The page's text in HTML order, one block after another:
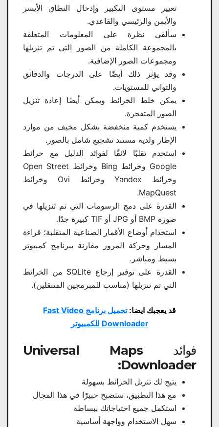
تغيير مستوى التكبير وإدخال النطاق الأيسر
والأيمن والرئيسي والقاعدي.
سألقي نظرة على المعلومات المتعلقة
بالمجموعة الكاملة من الصور التي تم تنزيلها
ومجموعات الصور الإضافية.
وقد يؤثر ذلك أيضًا على الدرجات والدقائق
والثواني للمستويات.
يمكن خلط الخرائط ويمكن أيضًا إعادة تنزيل
الصور المتفجرة.
يستخدم كمية منخفضة بشكل مخيف من موارد
الإطار ولديه مستند تشجيع شامل بالصور.
استخدم تقلبًا لائقًا لفوائد الدليل مع خرائط
Google وخرائط Bing وخرائط Open Street
وخرائط Yandex وخرائط Ovi وخرائط
MapQuest.
القدرة على دمج الرسومات التي تم تنزيلها في
صورة BMP أو JPG أو TIF كبيرة جدًا.
استخدام أوضاع الأقمار الصناعية المتقلبة؛ قراءة
المسار وحركة المرور مقارنة ببرنامج كمبيوتر
بسيط ومباشر.
القدرة على توفير إرجاع SQLite من الخرائط
التي تم تنزيلها (مناسب للمبرمجين المتنقلين).
قد يعجبك ايضا:
تحميل برنامج Fast Video
Downloader للكمبيوتر
فوائد Universal Maps
Downloader:
يتيح لك تنزيل الخرائط بسهولة
مع هذا التطبيق، ستصبح خبيرًا في هذا المجال
استكمل جميع احتياجاتك ببساطة
سهل الاستخدام وواجهة أساسية